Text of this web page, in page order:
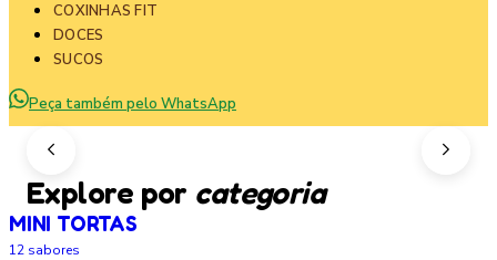
COXINHAS FIT
DOCES
SUCOS
Peça também pelo WhatsApp
Explore por categoria
MINI TORTAS
12 sabores